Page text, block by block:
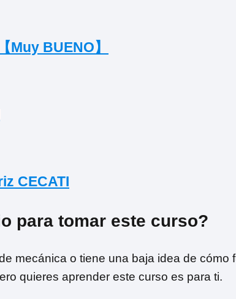
Muy BUENO】
CECATI
para tomar este curso?
mecánica o tiene una baja idea de cómo
quieres aprender este curso es para ti.